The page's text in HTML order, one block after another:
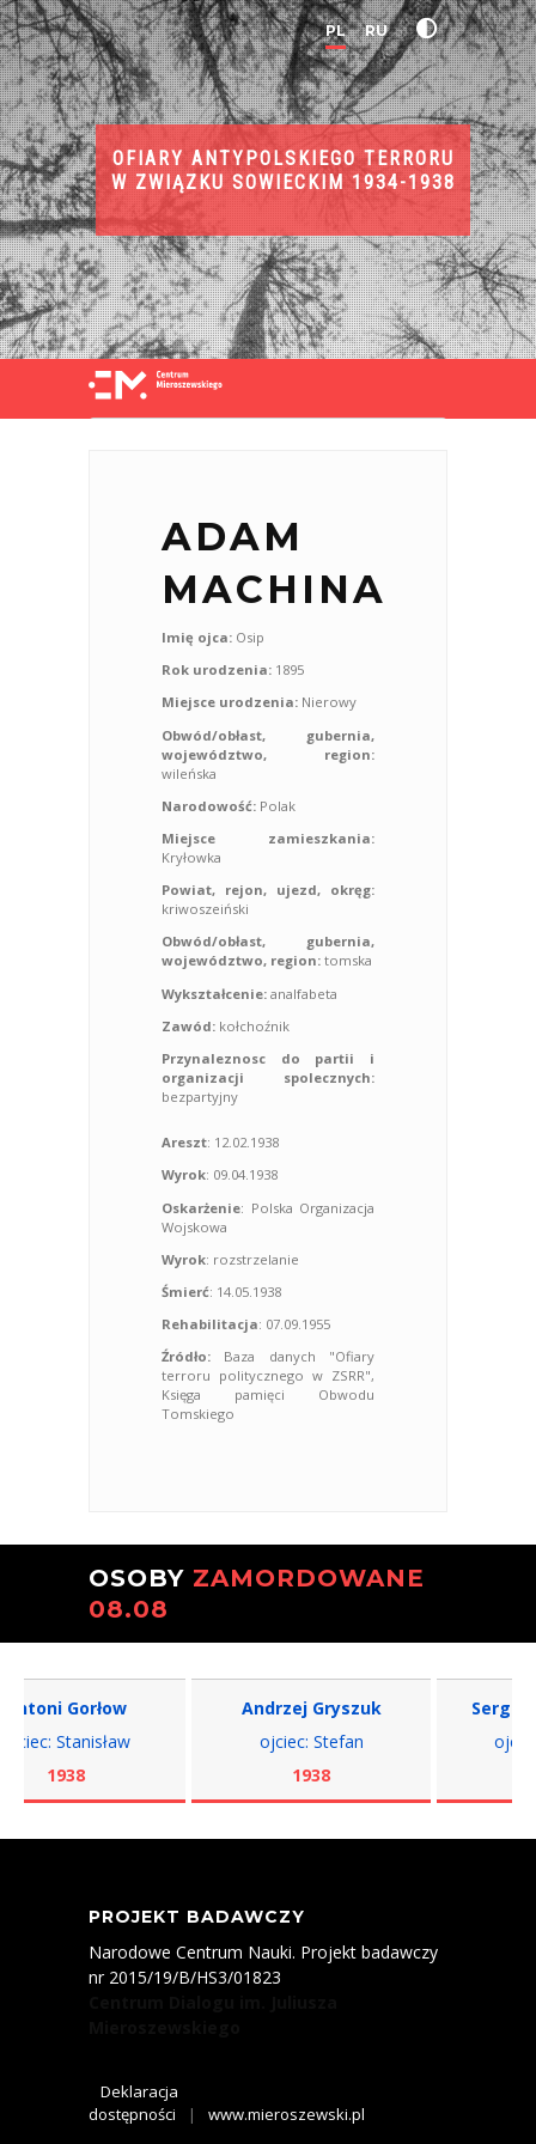
PL RU
OFIARY ANTYPOLSKIEGO TERRORU
W ZWIĄZKU SOWIECKIM 1934-1938
ADAM
MACHINA
Imię ojca: Osip
Rok urodzenia: 1895
Miejsce urodzenia: Nierowy
Obwód/obłast, gubernia,
województwo, region:
wileńska
Narodowość: Polak
Miejsce zamieszkania:
Kryłowka
Powiat, rejon, ujezd, okręg:
kriwoszeiński
Obwód/obłast, gubernia,
województwo, region: tomska
Wykształcenie: analfabeta
Zawód: kołchoźnik
Przynaleznosc do partii i
organizacji spolecznych:
bezpartyjny
Areszt: 12.02.1938
Wyrok: 09.04.1938
Oskarżenie: Polska Organizacja
Wojskowa
Wyrok: rozstrzelanie
Śmierć: 14.05.1938
Rehabilitacja: 07.09.1955
Źródło: Baza danych "Ofiary
terroru politycznego w ZSRR",
Księga pamięci Obwodu
Tomskiego
OSOBY ZAMORDOWANE
08.08
Gorłow
Stanisław
1938
Andrzej Gryszuk
ojciec: Stefan
1938
Sergiusz
ojciec:
PROJEKT BADAWCZY
Narodowe Centrum Nauki. Projekt badawczy
nr 2015/19/B/HS3/01823
Deklaracja
dostępności
| www.mieroszewski.pl